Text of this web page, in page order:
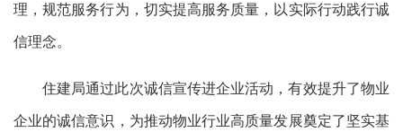
理，规范服务行为，切实提高服务质量，以实际行动践行诚
信理念。
住建局通过此次诚信宣传进企业活动，有效提升了物业
企业的诚信意识，为推动物业行业高质量发展奠定了坚实基